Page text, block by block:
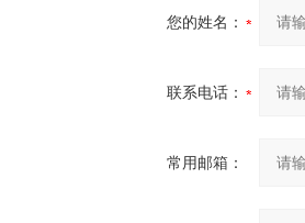
您的姓名：
联系电话：
常用邮箱：